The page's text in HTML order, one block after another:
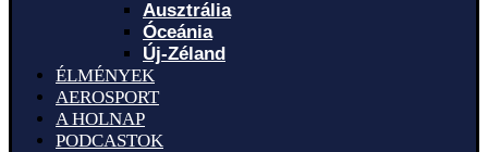
Ausztrália
Óceánia
Új-Zéland
ÉLMÉNYEK
AEROSPORT
A HOLNAP
PODCASTOK